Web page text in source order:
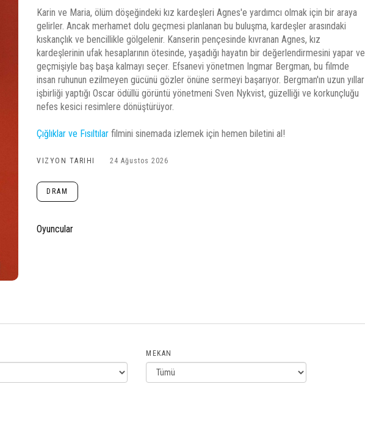
Karin ve Maria, ölüm döşeğindeki kız kardeşleri Agnes'e yardımcı olmak için bir araya
gelirler. Ancak merhamet dolu geçmesi planlanan bu buluşma, kardeşler arasındaki
kıskançlık ve bencillikle gölgelenir. Kanserin pençesinde kıvranan Agnes, kız
kardeşlerinin ufak hesaplarının ötesinde, yaşadığı hayatın bir değerlendirmesini yapar ve
geçmişiyle baş başa kalmayı seçer. Efsanevi yönetmen Ingmar Bergman, bu filmde
insan ruhunun ezilmeyen gücünü gözler önüne sermeyi başarıyor. Bergman'ın uzun yıllar
işbirliği yaptığı Oscar ödüllü görüntü yönetmeni Sven Nykvist, güzelliği ve korkunçluğu
nefes kesici resimlere dönüştürüyor.
Çığlıklar ve Fısıltılar filmini sinemada izlemek için hemen biletini al!
VIZYON TARIHI 24 Ağustos 2026
DRAM
Oyuncular
MEKAN